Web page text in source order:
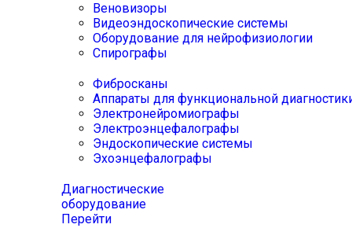
Веновизоры
Видеоэндоскопические системы
Оборудование для нейрофизиологии
Спирографы
Фибросканы
Аппараты для функциональной
Электронейромиографы
Электроэнцефалографы
Эндоскопические системы
Эхоэнцефалографы
Диагностические
оборудование
Перейти